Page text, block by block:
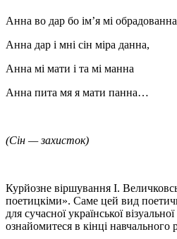
Анна во дар бо ім’я мі
Анна дар і мні сін міра данна,
Анна мі мати і та мі манна
Анна пита мя я мати панна…
(Сін — захисток)
Курйозне віршування І.
поетицкіми». Саме цей вид
для сучасної української
ознайомитеся в кінці навчального